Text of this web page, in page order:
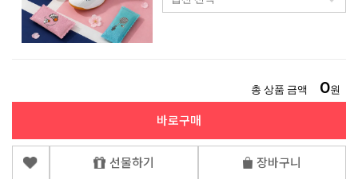
총 상품 금액 0원
바로구매
선물하기 장바구니